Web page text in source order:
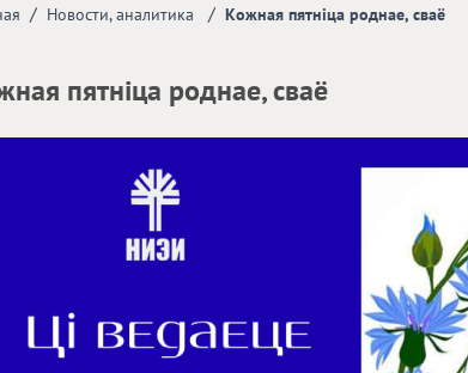
/ Новости, аналитика / Кожная пятніца роднае, сваё
пятніца роднае, сваё